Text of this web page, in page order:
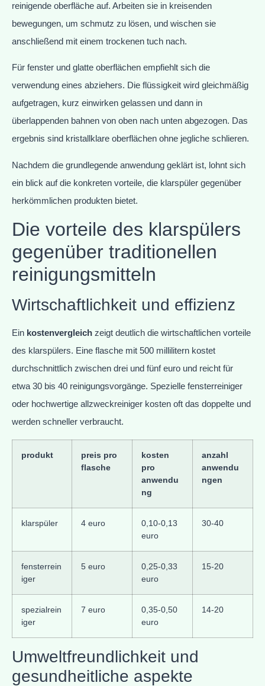
reinigende oberfläche auf. Arbeiten sie in kreisenden
bewegungen, um schmutz zu lösen, und wischen sie
anschließend mit einem trockenen tuch nach.
Für fenster und glatte oberflächen empfiehlt sich die
verwendung eines abziehers. Die flüssigkeit wird gleichmäßig
aufgetragen, kurz einwirken gelassen und dann in
überlappenden bahnen von oben nach unten abgezogen. Das
ergebnis sind kristallklare oberflächen ohne jegliche schlieren.
Nachdem die grundlegende anwendung geklärt ist, lohnt sich
ein blick auf die konkreten vorteile, die klarspüler gegenüber
herkömmlichen produkten bietet.
Die vorteile des klarspülers
gegenüber traditionellen
reinigungsmitteln
Wirtschaftlichkeit und effizienz
Ein kostenvergleich zeigt deutlich die wirtschaftlichen vorteile
des klarspülers. Eine flasche mit 500 millilitern kostet
durchschnittlich zwischen drei und fünf euro und reicht für
etwa 30 bis 40 reinigungsvorgänge. Spezielle fensterreiniger
oder hochwertige allzweckreiniger kosten oft das doppelte und
werden schneller verbraucht.
produkt
preis pro
flasche
kosten
pro
anwendu
ng
anzahl
anwendu
ngen
klarspüler 4 euro
0,10-0,13
euro
30-40
fensterrein
iger
5 euro
0,25-0,33
euro
15-20
spezialrein
iger
7 euro
0,35-0,50
euro
14-20
Umweltfreundlichkeit und
gesundheitliche aspekte